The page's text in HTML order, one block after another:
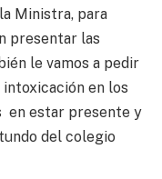
Ministra, para
presentar las
le vamos a pedir
en los
en estar presente y
del colegio